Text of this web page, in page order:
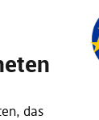
das